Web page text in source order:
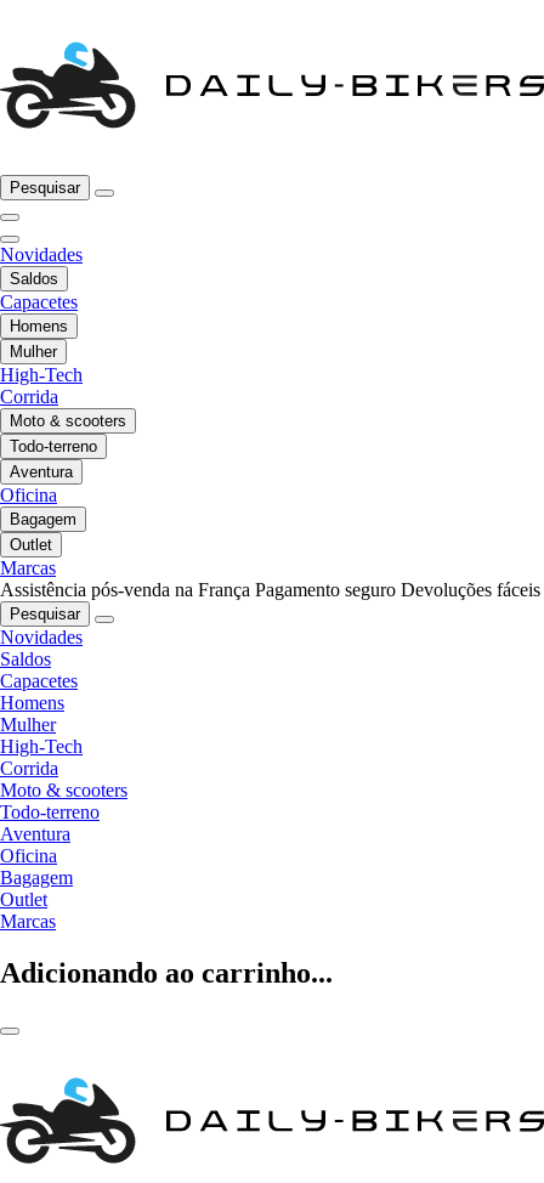
Pesquisar
Novidades
Saldos
Capacetes
Homens
Mulher
High-Tech
Corrida
Moto & scooters
Todo-terreno
Aventura
Oficina
Bagagem
Outlet
Marcas
Assistência pós-venda na França Pagamento seguro Devoluções fáceis
Pesquisar
Novidades
Saldos
Capacetes
Homens
Mulher
High-Tech
Corrida
Moto & scooters
Todo-terreno
Aventura
Oficina
Bagagem
Outlet
Marcas
Adicionando ao carrinho...